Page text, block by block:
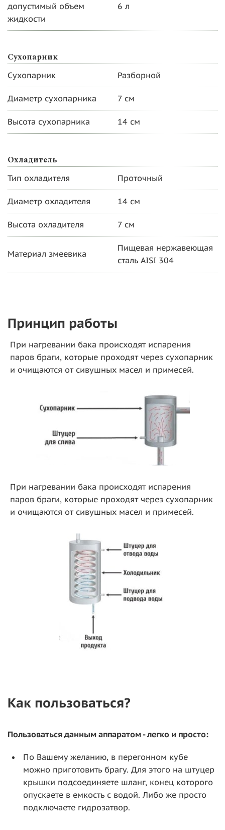
допустимый объем
жидкости
6 л
Сухопарник
Сухопарник Разборной
Диаметр сухопарника 7 см
Высота сухопарника 14 см
Охладитель
Тип охладителя Проточный
Диаметр охладителя 14 см
Высота охладителя 7 см
Материал змеевика
Пищевая нержавеющая
сталь AISI 304
Принцип работы
При нагревании бака происходят испарения
паров браги, которые проходят через сухопарник
и очищаются от сивушных масел и примесей.
При нагревании бака происходят испарения
паров браги, которые проходят через сухопарник
и очищаются от сивушных масел и примесей.
Как пользоваться?
Пользоваться данным аппаратом - легко и просто:
По Вашему желанию, в перегонном кубе
можно приготовить брагу. Для этого на штуцер
крышки подсоединяете шланг, конец которого
опускаете в емкость с водой. Либо же просто
подключаете гидрозатвор.